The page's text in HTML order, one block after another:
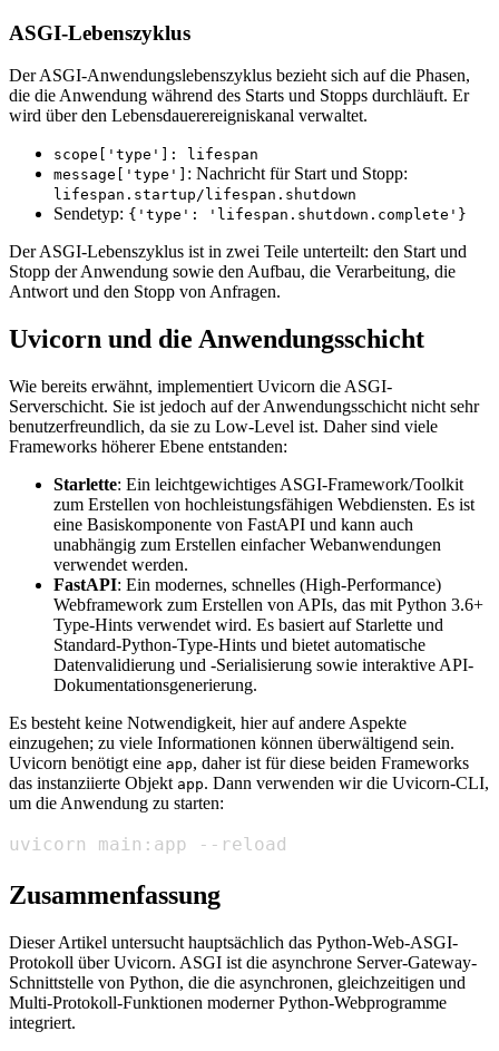
ASGI-Lebenszyklus
Der ASGI-Anwendungslebenszyklus bezieht sich auf die Phasen,
die die Anwendung während des Starts und Stopps durchläuft. Er
wird über den Lebensdauerereigniskanal verwaltet.
scope['type']: lifespan
message['type'] : Nachricht für Start und Stopp:
lifespan.startup/lifespan.shutdown
Sendetyp: {'type': 'lifespan.shutdown.complete'}
Der ASGI-Lebenszyklus ist in zwei Teile unterteilt: den Start und
Stopp der Anwendung sowie den Aufbau, die Verarbeitung, die
Antwort und den Stopp von Anfragen.
Uvicorn und die Anwendungsschicht
Wie bereits erwähnt, implementiert Uvicorn die ASGI-
Serverschicht. Sie ist jedoch auf der Anwendungsschicht nicht sehr
benutzerfreundlich, da sie zu Low-Level ist. Daher sind viele
Frameworks höherer Ebene entstanden:
Starlette: Ein leichtgewichtiges ASGI-Framework/Toolkit
zum Erstellen von hochleistungsfähigen Webdiensten. Es ist
eine Basiskomponente von FastAPI und kann auch
unabhängig zum Erstellen einfacher Webanwendungen
verwendet werden.
FastAPI: Ein modernes, schnelles (High-Performance)
Webframework zum Erstellen von APIs, das mit Python 3.6+
Type-Hints verwendet wird. Es basiert auf Starlette und
Standard-Python-Type-Hints und bietet automatische
Datenvalidierung und -Serialisierung sowie interaktive API-
Dokumentationsgenerierung.
Es besteht keine Notwendigkeit, hier auf andere Aspekte
einzugehen; zu viele Informationen können überwältigend sein.
Uvicorn benötigt eine app, daher ist für diese beiden Frameworks
das instanziierte Objekt app. Dann verwenden wir die Uvicorn-CLI,
um die Anwendung zu starten:
uvicorn main:app --reload
Zusammenfassung
Dieser Artikel untersucht hauptsächlich das Python-Web-ASGI-
Protokoll über Uvicorn. ASGI ist die asynchrone Server-Gateway-
Schnittstelle von Python, die die asynchronen, gleichzeitigen und
Multi-Protokoll-Funktionen moderner Python-Webprogramme
integriert.